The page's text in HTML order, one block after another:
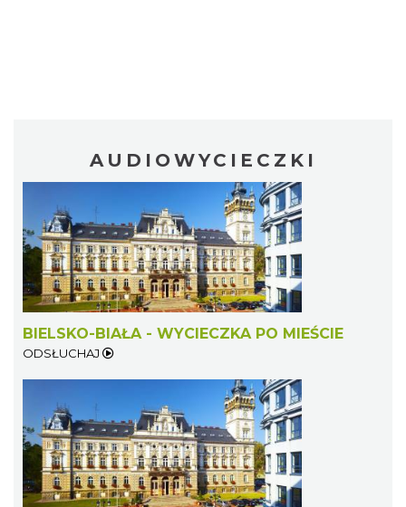
AUDIOWYCIECZKI
BIELSKO-BIAŁA - WYCIECZKA PO MIEŚCIE
ODSŁUCHAJ